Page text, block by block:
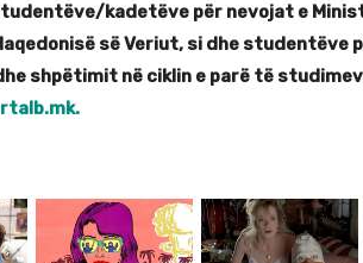
kadetëve për nevojat e
së Veriut, si dhe
shpëtimit në ciklin e parë të